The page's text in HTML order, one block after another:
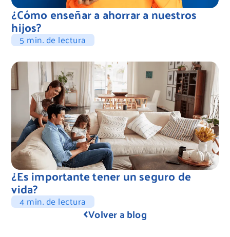
¿Cómo enseñar a ahorrar a nuestros
hijos?
5 min. de lectura
¿Es importante tener un seguro de
vida?
4 min. de lectura
Volver a blog